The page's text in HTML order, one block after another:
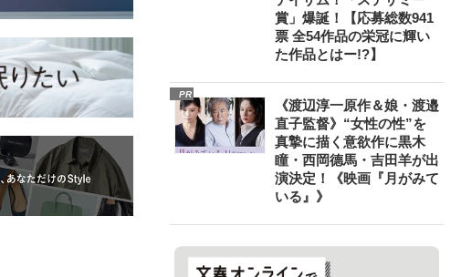
賞」爆誕！【応募総数941
票 全54作品の栄冠に輝い
た作品とはー!?】
PR
《渡辺淳一原作＆娘・渡邉
直子監督》“女性の性”を
真摯に描く意欲作に黒木
瞳・西岡德馬・吉田羊が出
演決定！《映画『月がみて
いる』》